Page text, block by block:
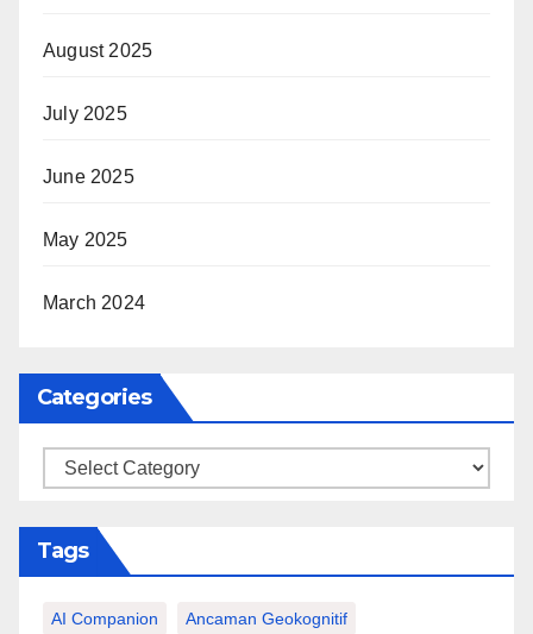
August 2025
July 2025
June 2025
May 2025
March 2024
Categories
Categories
Tags
AI Companion Ancaman Geokognitif